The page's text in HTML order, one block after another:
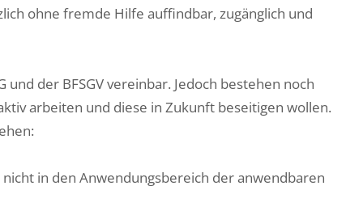
ohne fremde Hilfe auffindbar, zugänglich und
der BFSGV vereinbar. Jedoch bestehen noch
arbeiten und diese in Zukunft beseitigen wollen.
in den Anwendungsbereich der anwendbaren